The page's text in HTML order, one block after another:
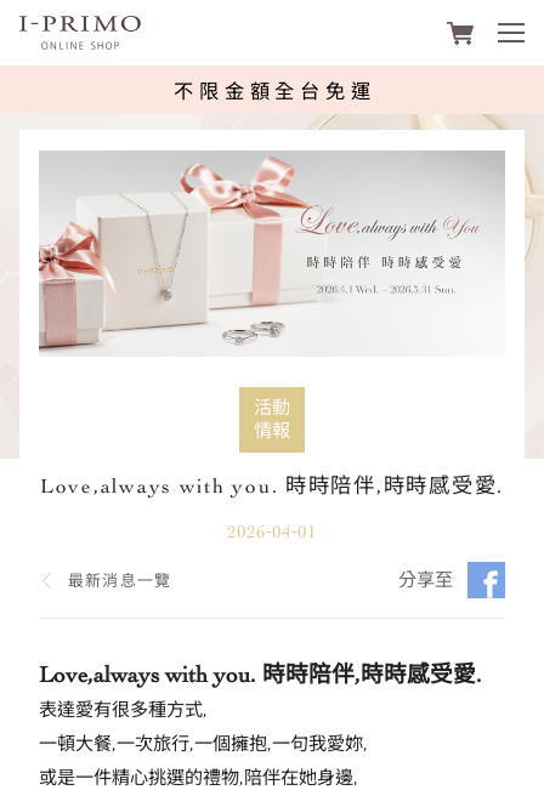
I-PRIMO台灣線上購物平台 | 鑽石、
不限金額全台免運
活動
情報
Love,always with you. 時時陪伴,時時感受愛.
2026-04-01
最新消息一覽 分享至
Love,always with you. 時時陪伴,時時感受愛.
表達愛有很多種方式,
一頓大餐,一次旅行,一個擁抱,一句我愛妳,
或是一件精心挑選的禮物,陪伴在她身邊,
footer navigation